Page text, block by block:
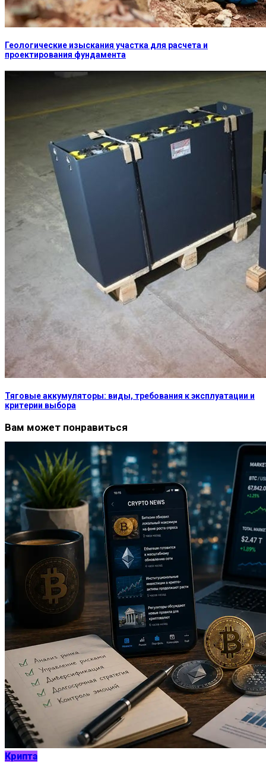
Геологические изыскания участка для расчета и
проектирования фундамента
Тяговые аккумуляторы: виды, требования к эксплуатации и
критерии выбора
Вам может понравиться
Крипта